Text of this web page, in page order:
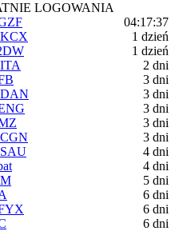
LOGOWANIA
04:17:37
1 dzień
1 dzień
2 dni
3 dni
3 dni
3 dni
3 dni
3 dni
4 dni
4 dni
5 dni
6 dni
6 dni
6 dni